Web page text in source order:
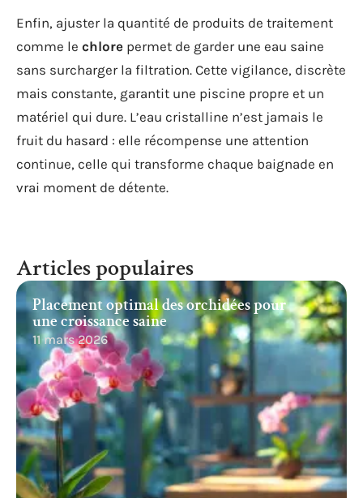
Enfin, ajuster la quantité de produits de traitement
comme le chlore permet de garder une eau saine
sans surcharger la filtration. Cette vigilance, discrète
mais constante, garantit une piscine propre et un
matériel qui dure. L’eau cristalline n’est jamais le
fruit du hasard : elle récompense une attention
continue, celle qui transforme chaque baignade en
vrai moment de détente.
Articles populaires
Placement optimal des orchidées pour
une croissance saine
11 mars 2026